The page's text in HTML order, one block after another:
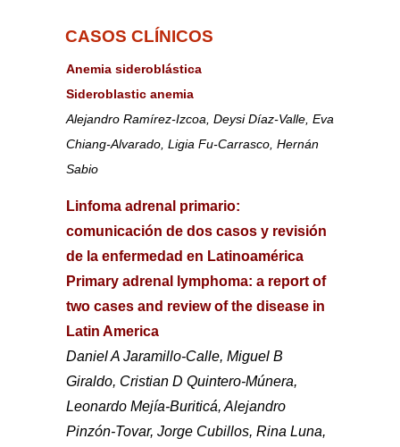
CASOS CLÍNICOS
Anemia sideroblástica
Sideroblastic anemia
Alejandro Ramírez-Izcoa, Deysi Díaz-Valle, Eva
Chiang-Alvarado, Ligia Fu-Carrasco, Hernán
Sabio
Linfoma adrenal primario:
comunicación de dos casos y revisión
de la enfermedad en Latinoamérica
Primary adrenal lymphoma: a report of
two cases and review of the disease in
Latin America
Daniel A Jaramillo-Calle, Miguel B
Giraldo, Cristian D Quintero-Múnera,
Leonardo Mejía-Buriticá, Alejandro
Pinzón-Tovar, Jorge Cubillos, Rina Luna,